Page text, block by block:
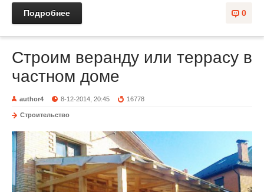
0
Подробнее
Строим веранду или террасу в
частном доме
author4 8-12-2014, 20:45 16778
Строительство